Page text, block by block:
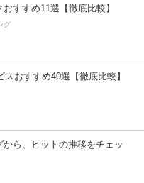
すすめ11選【徹底比較】
グ
おすすめ40選【徹底比較】
ら、ヒットの推移をチェッ